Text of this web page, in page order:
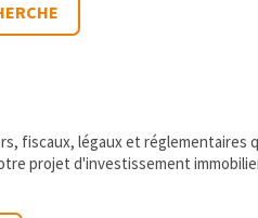
fiscaux, légaux et réglementaires
projet d'investissement